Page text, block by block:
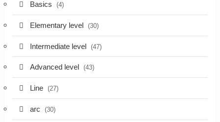
Basics (4)
Elementary level (30)
Intermediate level (47)
Advanced level (43)
Line (27)
arc (30)